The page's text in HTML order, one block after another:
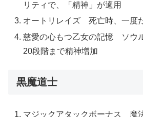
リティで、「精神」が適用
オートリレイズ 死亡時、一度
慈愛の心もつ乙女の記憶 ソウ
20段階まで精神増加
黒魔道士
マジックアタックボーナス 魔